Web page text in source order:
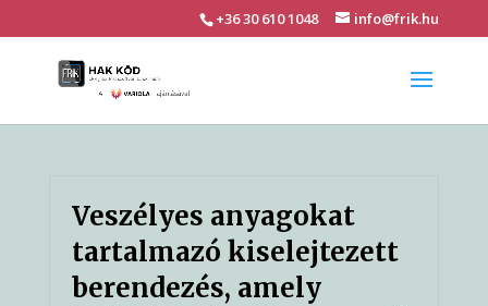
+36 30 610 1048 info@frik.hu
Veszélyes anyagokat
tartalmazó kiselejtezett
berendezés, amely